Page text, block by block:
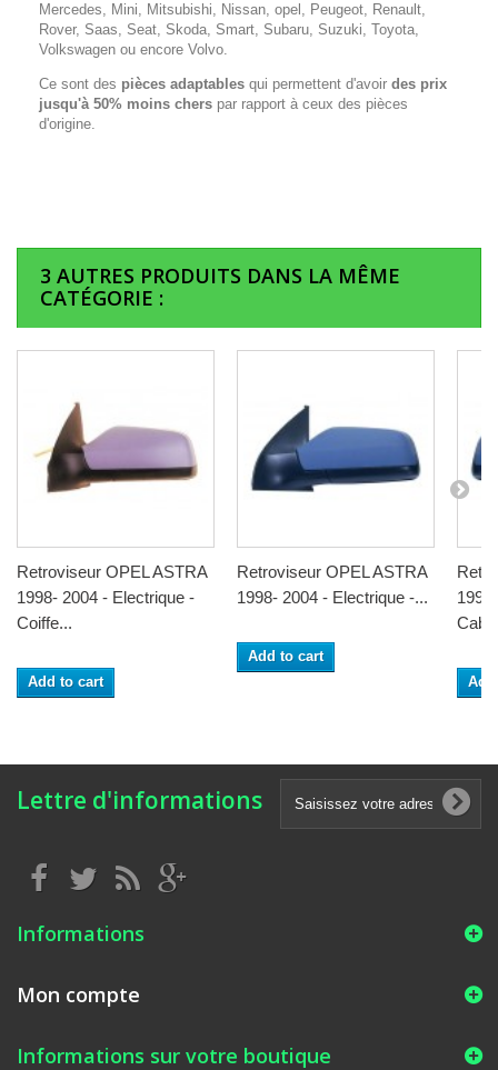
Mercedes, Mini, Mitsubishi, Nissan, opel, Peugeot, Renault,
Rover, Saas, Seat, Skoda, Smart, Subaru, Suzuki, Toyota,
Volkswagen ou encore Volvo.
Ce sont des pièces adaptables qui permettent d'avoir des prix
jusqu'à 50% moins chers par rapport à ceux des pièces
d'origine.
3 AUTRES PRODUITS DANS LA MÊME
CATÉGORIE :
Retroviseur OPEL ASTRA
1998- 2004 - Electrique -
Coiffe...
Add to cart
Retroviseur OPEL ASTRA
1998- 2004 - Electrique -...
Add to cart
Lettre d'informations
Informations
Mon compte
Informations sur votre boutique